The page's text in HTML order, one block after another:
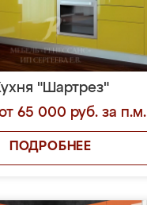
"Шартрез"
65 000 руб. за п.м.
ПОДРОБНЕЕ